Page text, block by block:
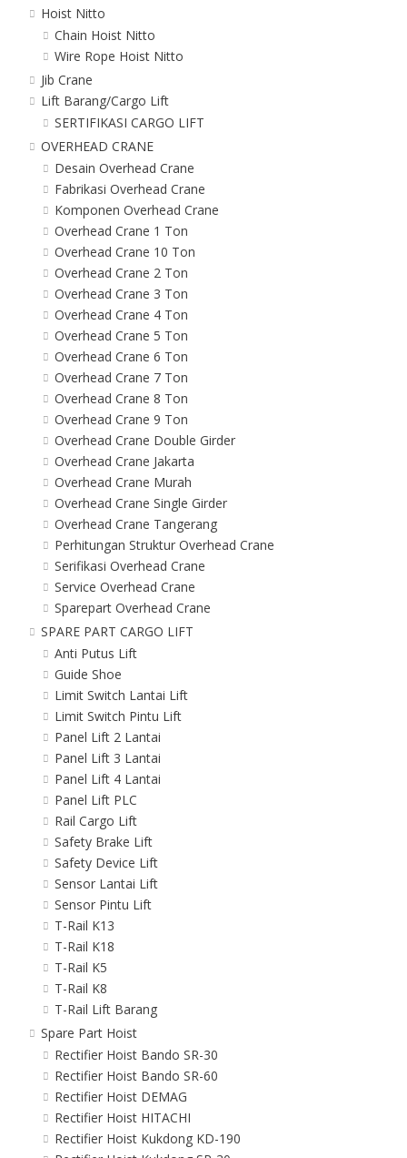
Hoist Nitto
Chain Hoist Nitto
Wire Rope Hoist Nitto
Jib Crane
Lift Barang/Cargo Lift
SERTIFIKASI CARGO LIFT
OVERHEAD CRANE
Desain Overhead Crane
Fabrikasi Overhead Crane
Komponen Overhead Crane
Overhead Crane 1 Ton
Overhead Crane 10 Ton
Overhead Crane 2 Ton
Overhead Crane 3 Ton
Overhead Crane 4 Ton
Overhead Crane 5 Ton
Overhead Crane 6 Ton
Overhead Crane 7 Ton
Overhead Crane 8 Ton
Overhead Crane 9 Ton
Overhead Crane Double Girder
Overhead Crane Jakarta
Overhead Crane Murah
Overhead Crane Single Girder
Overhead Crane Tangerang
Perhitungan Struktur Overhead Crane
Serifikasi Overhead Crane
Service Overhead Crane
Sparepart Overhead Crane
SPARE PART CARGO LIFT
Anti Putus Lift
Guide Shoe
Limit Switch Lantai Lift
Limit Switch Pintu Lift
Panel Lift 2 Lantai
Panel Lift 3 Lantai
Panel Lift 4 Lantai
Panel Lift PLC
Rail Cargo Lift
Safety Brake Lift
Safety Device Lift
Sensor Lantai Lift
Sensor Pintu Lift
T-Rail K13
T-Rail K18
T-Rail K5
T-Rail K8
T-Rail Lift Barang
Spare Part Hoist
Rectifier Hoist Bando SR-30
Rectifier Hoist Bando SR-60
Rectifier Hoist DEMAG
Rectifier Hoist HITACHI
Rectifier Hoist Kukdong KD-190